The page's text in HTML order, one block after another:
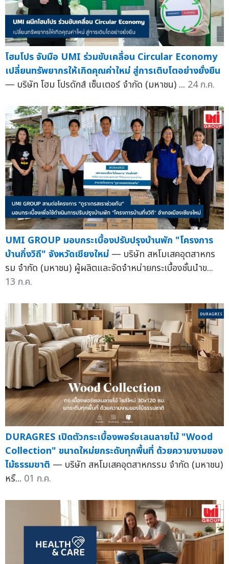
โฮมโปร จับมือ UMI ร่วมขับเคลื่อน Circular Economy
เปลี่ยนทรัพยากรให้เกิดคุณค่าใหม่ สู่การเติบโตอย่างยั่งยืน
— บริษัท โฮม โปรดักส์ เซ็นเตอร์ จำกัด (มหาชน) ... 24 ก.ค.
UMI GROUP มอบกระเบื้องปรับปรุงบ้านพัก "โครงการ
บ้านกึ่งวิถี" จังหวัดเชียงใหม่ — บริษัท สหโมเสคอุตสาหกร
รม จำกัด (มหาชน) ผู้ผลิตและจัดจำหน่ายกระเบื้องชั้นนำข...
13 ก.ค.
DURAGRES เปิดตัวกระเบื้องพอร์ซเลนลายไม้ "Wood
Collection" ขนาดใหม่ยกระดับทุกพื้นที่ ด้วยความงามของ
ไม้ธรรมชาติ — บริษัท สหโมเสคอุตสาหกรรม จำกัด (มหาชน)
หรื... 01 ก.ค.